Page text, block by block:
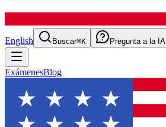
English Buscar⌘K Pregunta a la IA
ExámenesBlog